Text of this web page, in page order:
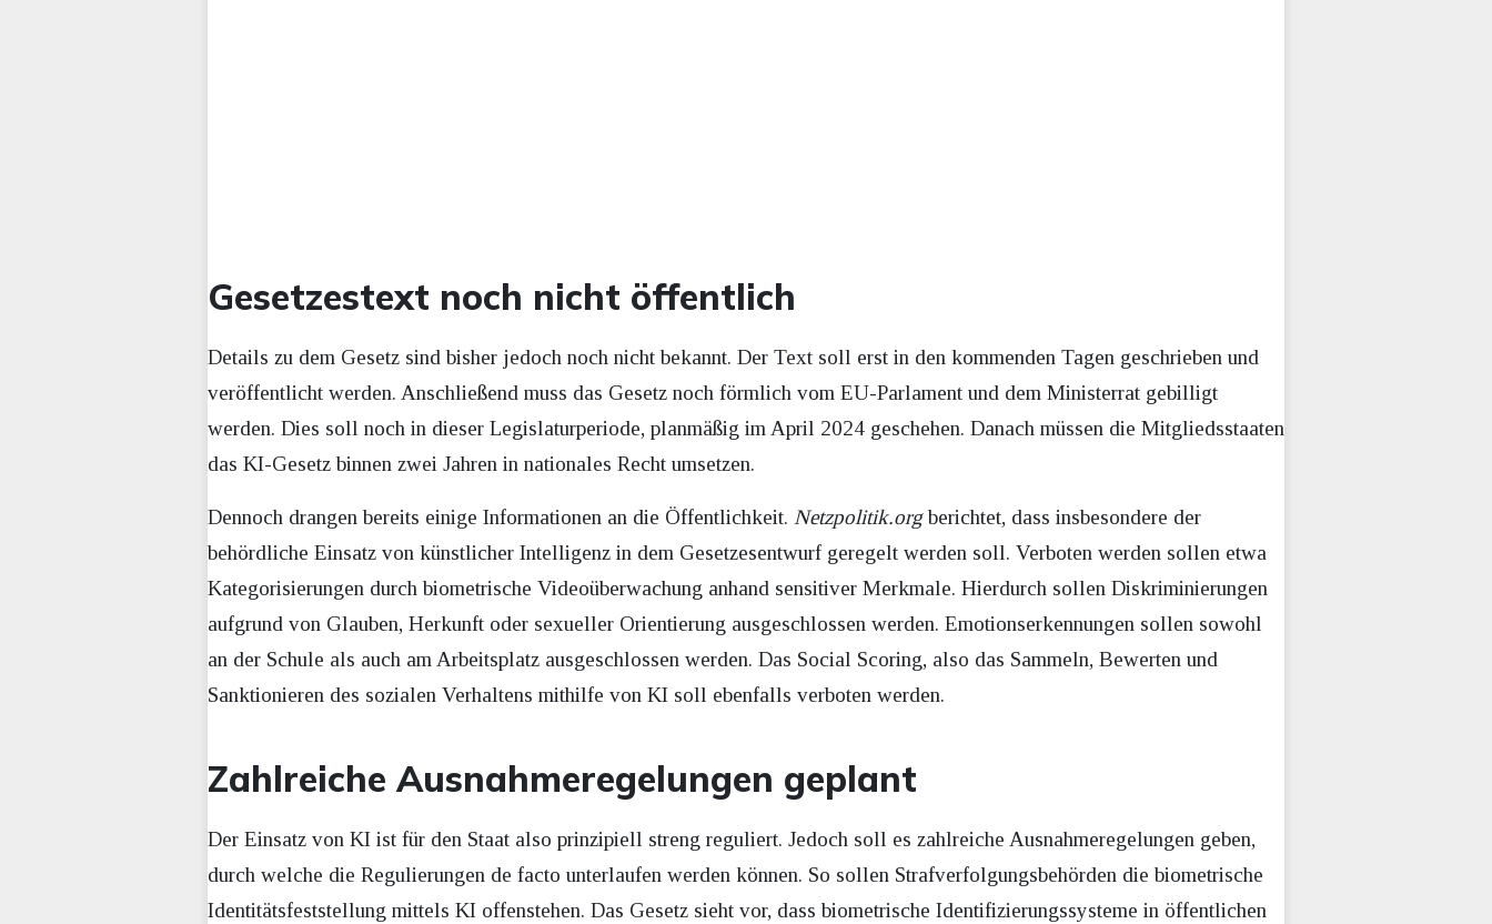
Gesetzestext noch nicht öffentlich
Details zu dem Gesetz sind bisher jedoch noch nicht bekannt. Der Text soll erst in den kommenden Tagen geschrieben und
veröffentlicht werden. Anschließend muss das Gesetz noch förmlich vom EU-Parlament und dem Ministerrat gebilligt
werden. Dies soll noch in dieser Legislaturperiode, planmäßig im April 2024 geschehen. Danach müssen die Mitgliedsstaaten
das KI-Gesetz binnen zwei Jahren in nationales Recht umsetzen.
Dennoch drangen bereits einige Informationen an die Öffentlichkeit. Netzpolitik.orgberichtet, dass insbesondere der
behördliche Einsatz von künstlicher Intelligenz in dem Gesetzesentwurf geregelt werden soll. Verboten werden sollen etwa
Kategorisierungen durch biometrische Videoüberwachung anhand sensitiver Merkmale. Hierdurch sollen Diskriminierungen
aufgrund von Glauben, Herkunft oder sexueller Orientierung ausgeschlossen werden. Emotionserkennungen sollen sowohl
an der Schule als auch am Arbeitsplatz ausgeschlossen werden. Das Social Scoring, also das Sammeln, Bewerten und
Sanktionieren des sozialen Verhaltens mithilfe von KI soll ebenfalls verboten werden.
Zahlreiche Ausnahmeregelungen geplant
Der Einsatz von KI ist für den Staat also prinzipiell streng reguliert. Jedoch soll es zahlreiche Ausnahmeregelungen geben,
durch welche die Regulierungen de facto unterlaufen werden können. So sollen Strafverfolgungsbehörden die biometrische
Identitätsfeststellung mittels KI offenstehen. Das Gesetz sieht vor, dass biometrische Identifizierungssysteme in öffentlichen